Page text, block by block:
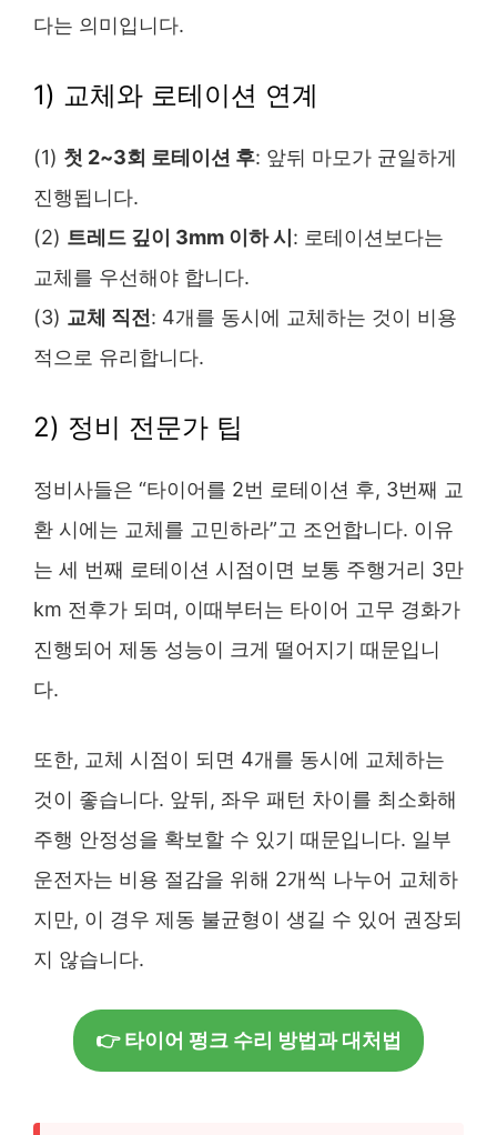
다는 의미입니다.
1) 교체와 로테이션 연계
(1) 첫 2~3회 로테이션 후: 앞뒤 마모가 균일하게
진행됩니다.
(2) 트레드 깊이 3mm 이하 시: 로테이션보다는
교체를 우선해야 합니다.
(3) 교체 직전: 4개를 동시에 교체하는 것이 비용
적으로 유리합니다.
2) 정비 전문가 팁
정비사들은 “타이어를 2번 로테이션 후, 3번째 교
환 시에는 교체를 고민하라”고 조언합니다. 이유
는 세 번째 로테이션 시점이면 보통 주행거리 3만
km 전후가 되며, 이때부터는 타이어 고무 경화가
진행되어 제동 성능이 크게 떨어지기 때문입니
다.
또한, 교체 시점이 되면 4개를 동시에 교체하는
것이 좋습니다. 앞뒤, 좌우 패턴 차이를 최소화해
주행 안정성을 확보할 수 있기 때문입니다. 일부
운전자는 비용 절감을 위해 2개씩 나누어 교체하
지만, 이 경우 제동 불균형이 생길 수 있어 권장되
지 않습니다.
👉 타이어 펑크 수리 방법과 대처법